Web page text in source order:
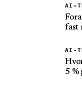
AI-
fast
AI-
5 %